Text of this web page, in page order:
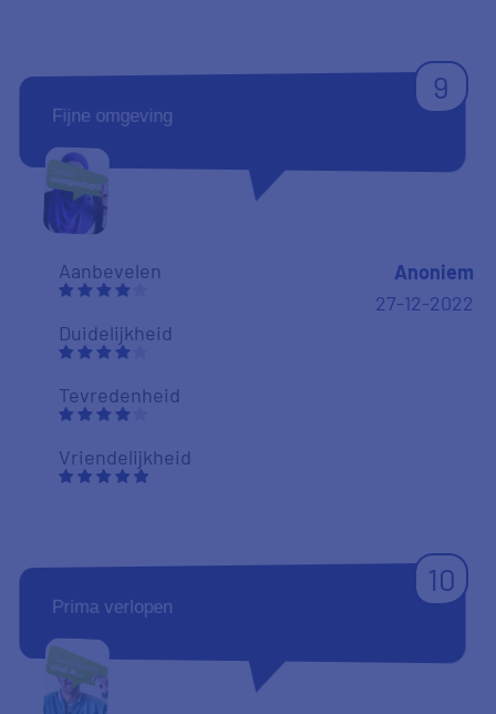
9
Fijne omgeving
Aanbevelen
Duidelijkheid
Tevredenheid
Vriendelijkheid
Anoniem
27-12-2022
10
Prima verlopen